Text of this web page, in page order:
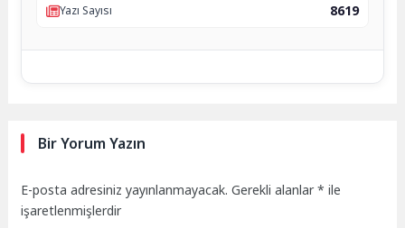
Yazı Sayısı 8619
Bir Yorum Yazın
E-posta adresiniz yayınlanmayacak. Gerekli alanlar* ile
işaretlenmişlerdir